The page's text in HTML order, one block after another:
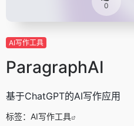
0
AI写作工具
ParagraphAI
基于ChatGPT的AI写作应用
标签： AI写作工具